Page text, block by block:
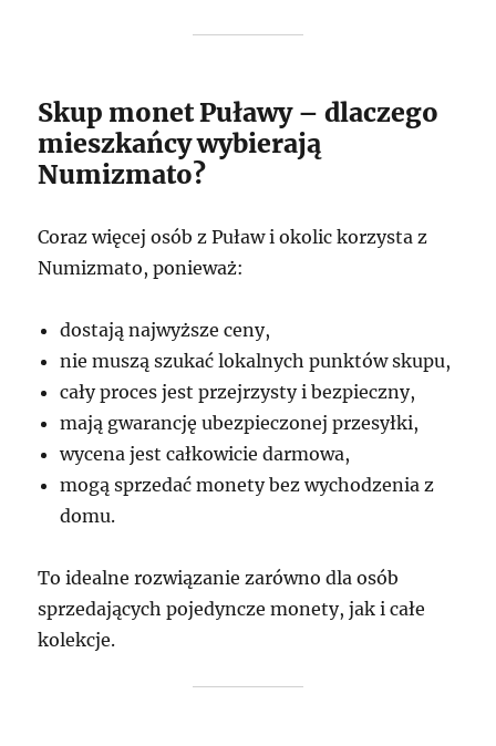
Skup monet Puławy – dlaczego
mieszkańcy wybierają
Numizmato?
Coraz więcej osób z Puław i okolic korzysta z
Numizmato, ponieważ:
dostają najwyższe ceny,
nie muszą szukać lokalnych punktów skupu,
cały proces jest przejrzysty i bezpieczny,
mają gwarancję ubezpieczonej przesyłki,
wycena jest całkowicie darmowa,
mogą sprzedać monety bez wychodzenia z
domu.
To idealne rozwiązanie zarówno dla osób
sprzedających pojedyncze monety, jak i całe
kolekcje.